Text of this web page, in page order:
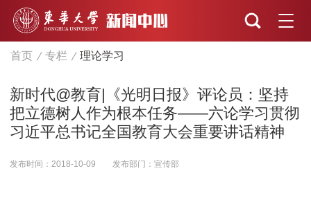
首页 专栏 理论学习
新时代@教育|《光明日报》评论员：坚持
把立德树人作为根本任务——六论学习贯彻
习近平总书记全国教育大会重要讲话精神
发布时间：2018-10-09 发布部门：宣传部